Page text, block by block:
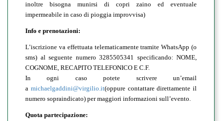
inoltre bisogna munirsi di copri zaino ed eventuale
impermeabile in caso di pioggia improvvisa)
Info e prenotazioni:
L’iscrizione va effettuata telematicamente tramite WhatsApp (o
sms) al seguente numero 3285505341 specificando: NOME,
COGNOME, RECAPITO TELEFONICO E C.F.
In ogni caso potete scrivere un’email
a michaelgaddini@virgilio.it(oppure contattare direttamente il
numero sopraindicato) per maggiori informazioni sull’evento.
Quota partecipazione: